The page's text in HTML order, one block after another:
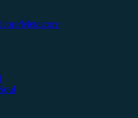
Metalcore